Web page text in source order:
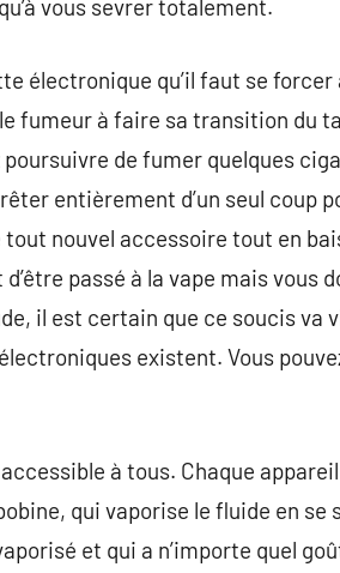
vous sevrer totalement.
électronique qu’il faut se
fumeur à faire sa transition du
de fumer quelques
entièrement d’un seul coup
tout nouvel accessoire tout en
passé à la vape mais vous
il est certain que ce soucis va
existent. Vous
à tous. Chaque
qui vaporise le fluide en se
et qui a n’importe quel